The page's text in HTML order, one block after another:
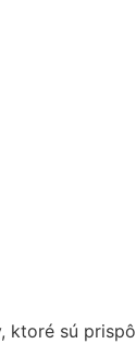
ktoré sú